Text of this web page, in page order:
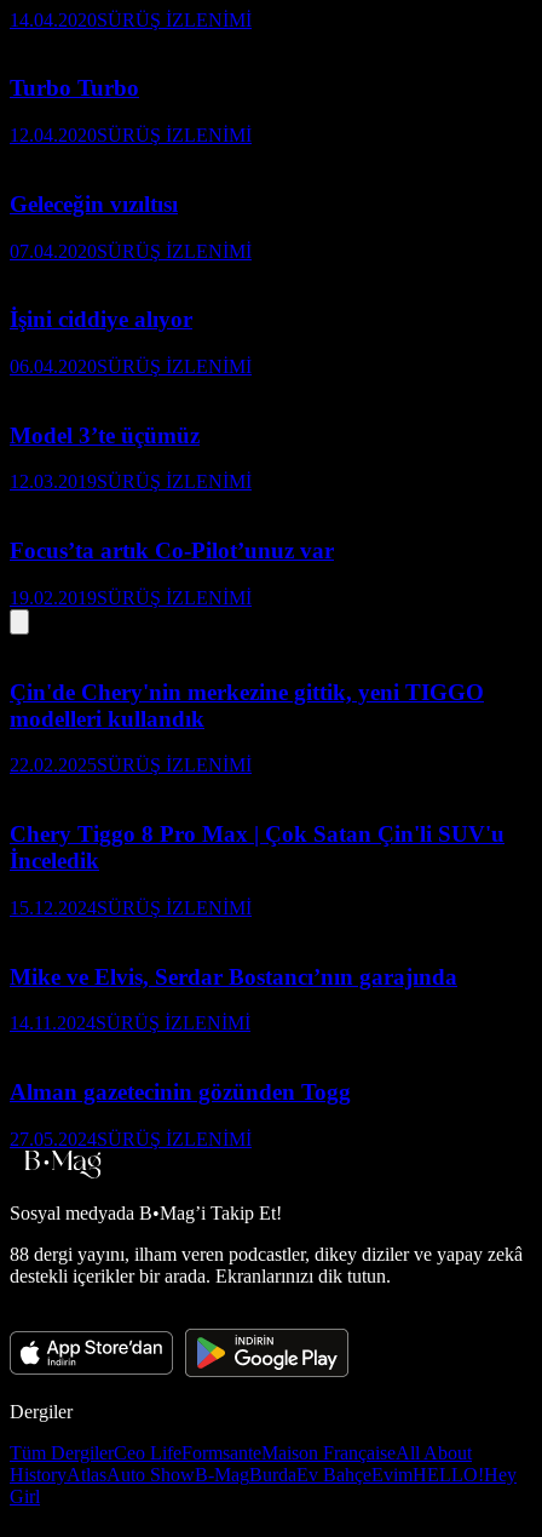
14.04.2020SÜRÜŞ İZLENİMİ
Turbo Turbo
12.04.2020SÜRÜŞ İZLENİMİ
Geleceğin vızıltısı
07.04.2020SÜRÜŞ İZLENİMİ
İşini ciddiye alıyor
06.04.2020SÜRÜŞ İZLENİMİ
Model 3’te üçümüz
12.03.2019SÜRÜŞ İZLENİMİ
Focus’ta artık Co-Pilot’unuz var
19.02.2019SÜRÜŞ İZLENİMİ
Çin'de Chery'nin merkezine gittik, yeni TIGGO
modelleri kullandık
22.02.2025SÜRÜŞ İZLENİMİ
Chery Tiggo 8 Pro Max | Çok Satan Çin'li SUV'u
İnceledik
15.12.2024SÜRÜŞ İZLENİMİ
Mike ve Elvis, Serdar Bostancı’nın garajında
14.11.2024SÜRÜŞ İZLENİMİ
Alman gazetecinin gözünden Togg
27.05.2024SÜRÜŞ İZLENİMİ
Sosyal medyada B•Mag’i Takip Et!
88 dergi yayını, ilham veren podcastler, dikey diziler ve yapay zekâ
destekli içerikler bir arada. Ekranlarınızı dik tutun.
Dergiler
Tüm DergilerCeo LifeFormsanteMaison FrançaiseAll About
HistoryAtlasAuto ShowB-MagBurdaEv BahçeEvimHELLO!Hey
Girl